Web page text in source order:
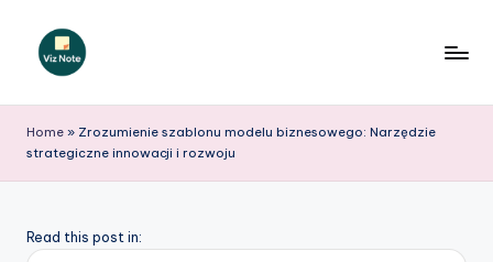
iz
N
t
Home » Zrozumienie szablonu modelu biznesowego: Narzędzie
strategiczne innowacji i rozwoju
Read this post in: